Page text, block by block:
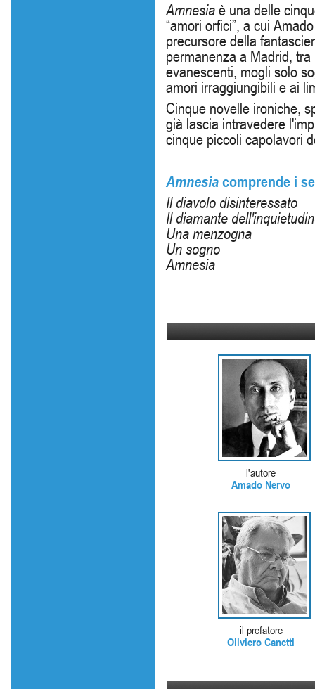
Amnesiaè una delle
“amori orfici”, a cui
precursore della
permanenza a Madrid,
evanescenti, mogli solo
amori irraggiungibili e ai
Cinque novelle ironiche,
già lascia intravedere
cinque piccoli capolavori
Amnesiacomprende i
Il diavolo disinteressato
Il diamante
Una menzogna
Un sogno
Amnesia
l'autore
Amado Nervo
il prefatore
Oliviero Canetti